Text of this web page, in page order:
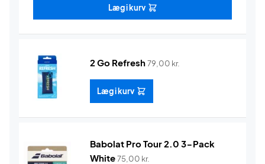
Læg i kurv
2 Go Refresh79,00 kr.
Læg i kurv
Babolat Pro Tour 2.0 3-Pack
White75,00 kr.